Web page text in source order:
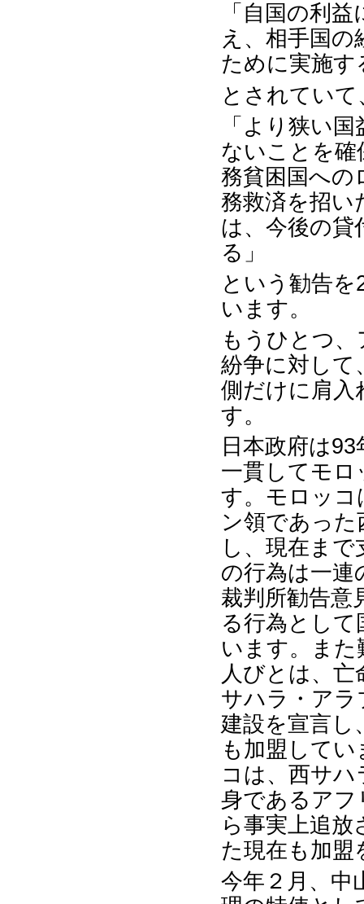
「自国の利
え、相手国の
ために実施す
とされてい
「より狭い
ないことを確
務貧困国への
務救済を招い
は、今後の貸
る」
という勧告
います。
もうひとつ
紛争に対して
側だけに肩入
す。
日本政府は
一貫してモ
す。モロッコ
ン領であっ
し、現在ま
の行為は一連
裁判所勧告意
る行為とし
います。ま
人びとは、
サハラ・アラ
建設を宣言し
も加盟して
コは、西サ
身であるアフ
ら事実上追
た現在も加盟
今年２月、中